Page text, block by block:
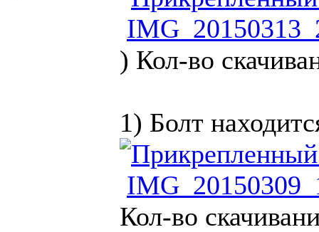
) Кол-во
1) Болт
Кол-во